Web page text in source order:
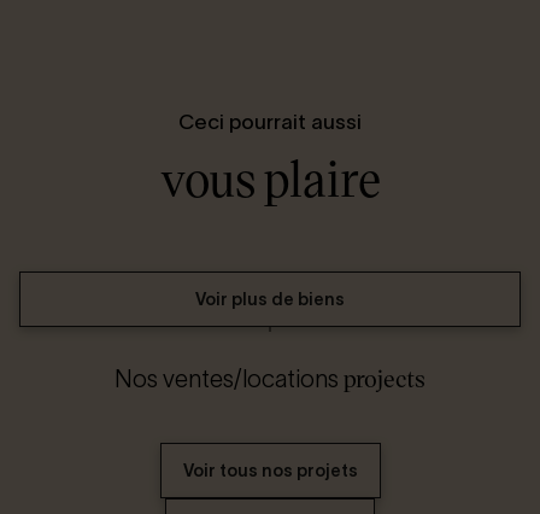
Ceci pourrait aussi
vous plaire
Voir plus de biens
Nos ventes/locations projects
Voir tous nos projets